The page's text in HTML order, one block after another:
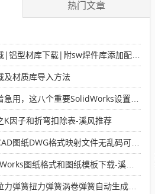
热门文章
材库下载|附sw焊件库添加配置使用教程
材质库导入方法
个重要SolidWorks设置可以提高你的画图效率
因子和折弯扣除表-溪风推荐
格式映射文件无乱码可分层-溪风亲测推荐
图纸格式和图纸模板下载-溪风专用版
扭力弹簧涡卷弹簧自动生成宏程序下载